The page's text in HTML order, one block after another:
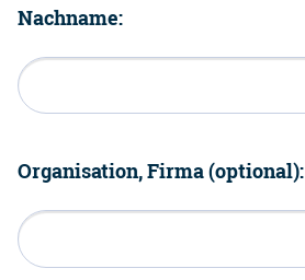
Nachname:
Organisation, Firma (optional):